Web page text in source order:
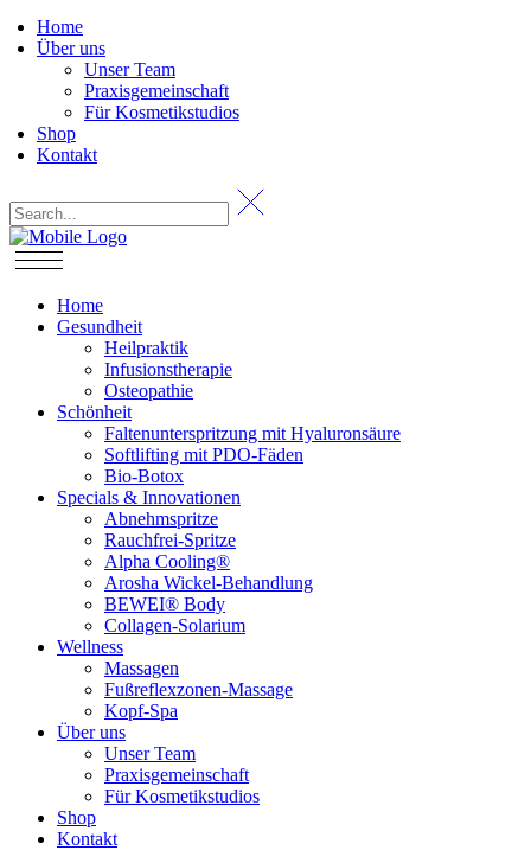
Home
Über uns
Unser Team
Praxisgemeinschaft
Für Kosmetikstudios
Shop
Kontakt
Home
Gesundheit
Heilpraktik
Infusionstherapie
Osteopathie
Schönheit
Faltenunterspritzung mit Hyaluronsäure
Softlifting mit PDO-Fäden
Bio-Botox
Specials & Innovationen
Abnehmspritze
Rauchfrei-Spritze
Alpha Cooling®
Arosha Wickel-Behandlung
BEWEI® Body
Collagen-Solarium
Wellness
Massagen
Fußreflexzonen-Massage
Kopf-Spa
Über uns
Unser Team
Praxisgemeinschaft
Für Kosmetikstudios
Shop
Kontakt